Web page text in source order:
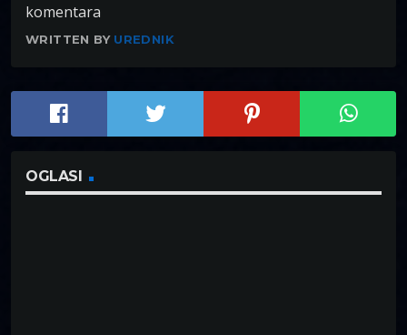
komentara
WRITTEN BY UREDNIK
OGLASI